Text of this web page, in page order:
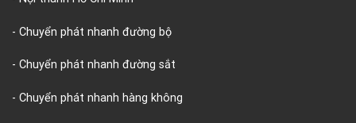
- Chuyển phát nhanh đường bộ
- Chuyển phát nhanh đường sắt
- Chuyển phát nhanh hàng không